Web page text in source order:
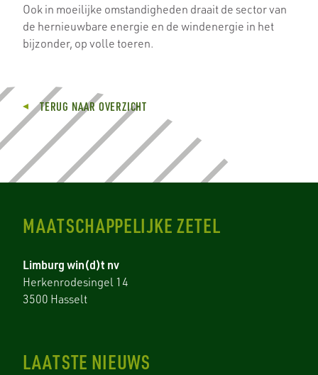
Ook in moeilijke omstandigheden draait de sector van
de hernieuwbare energie en de windenergie in het
bijzonder, op volle toeren.
TERUG NAAR OVERZICHT
MAATSCHAPPELIJKE ZETEL
Limburg win(d)t nv
Herkenrodesingel 14
3500 Hasselt
LAATSTE NIEUWS